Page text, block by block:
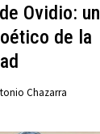
Ovidio: un
de la
Chazarra